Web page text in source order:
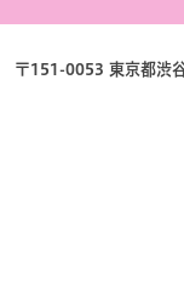
〒151-0053 東京都渋